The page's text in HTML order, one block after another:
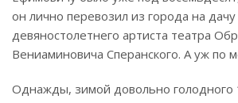
он лично перевозил из города на дачу
девяностолетнего артиста театра
Вениаминовича Сперанского. А уж по
Однажды, зимой довольно голодного